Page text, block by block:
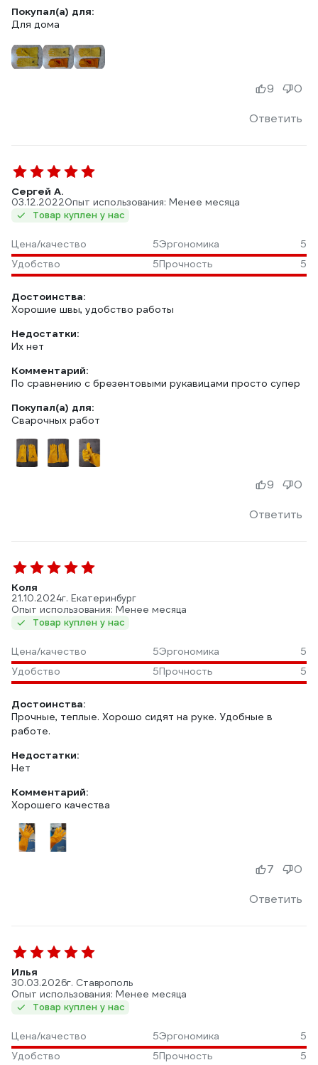
Покупал(а) для:
Для дома
Ответить
9 0
Сергей А.
03.12.2022Опыт использования: Менее месяца
Товар куплен у нас
Цена/качество 5Эргономика
5
Удобство
5Прочность 5
Достоинства:
Хорошие швы, удобство работы
Недостатки:
Их нет
Комментарий:
По сравнению с брезентовыми рукавицами просто супер
Покупал(а) для:
Сварочных работ
Ответить
9 0
Коля
21.10.2024г. Екатеринбург
Опыт использования: Менее месяца
Товар куплен у нас
Цена/качество 5Эргономика
5
Удобство
5Прочность 5
Достоинства:
Прочные, теплые. Хорошо сидят на руке. Удобные в
работе.
Недостатки:
Нет
Комментарий:
Хорошего качества
Ответить
7 0
Илья
30.03.2026г. Ставрополь
Опыт использования: Менее месяца
Товар куплен у нас
Цена/качество 5Эргономика
5
Удобство
5Прочность 5